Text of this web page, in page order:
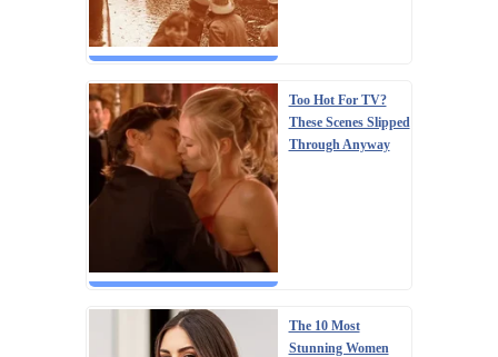
Too Hot For TV?
These Scenes Slipped
Through Anyway
The 10 Most
Stunning Women